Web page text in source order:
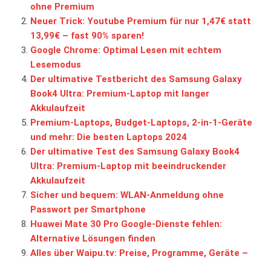
ohne Premium
Neuer Trick: Youtube Premium für nur 1,47€ statt
13,99€ – fast 90% sparen!
Google Chrome: Optimal Lesen mit echtem
Lesemodus
Der ultimative Testbericht des Samsung Galaxy
Book4 Ultra: Premium-Laptop mit langer
Akkulaufzeit
Premium-Laptops, Budget-Laptops, 2-in-1-Geräte
und mehr: Die besten Laptops 2024
Der ultimative Test des Samsung Galaxy Book4
Ultra: Premium-Laptop mit beeindruckender
Akkulaufzeit
Sicher und bequem: WLAN-Anmeldung ohne
Passwort per Smartphone
Huawei Mate 30 Pro Google-Dienste fehlen:
Alternative Lösungen finden
Alles über Waipu.tv: Preise, Programme, Geräte –